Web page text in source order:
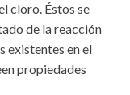
cloro. Éstos se
de la reacción
existentes en el
propiedades